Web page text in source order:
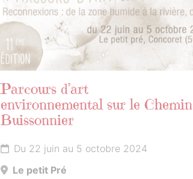
Parcours d’art
environnemental sur le Chemin
Buissonnier
Du 22 juin au 5 octobre 2024
Le petit Pré